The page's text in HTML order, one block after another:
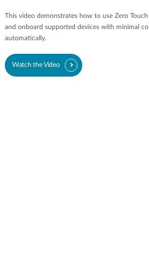
This video demonstrates how to use Zero
and onboard supported devices with minimal
automatically.
Watch the Video